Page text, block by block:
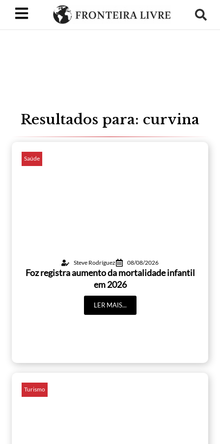
Resultados para: curvina
Saúde
Steve Rodríguez 08/08/2026
Foz registra aumento da mortalidade infantil
em 2026
LER MAIS...
Turismo